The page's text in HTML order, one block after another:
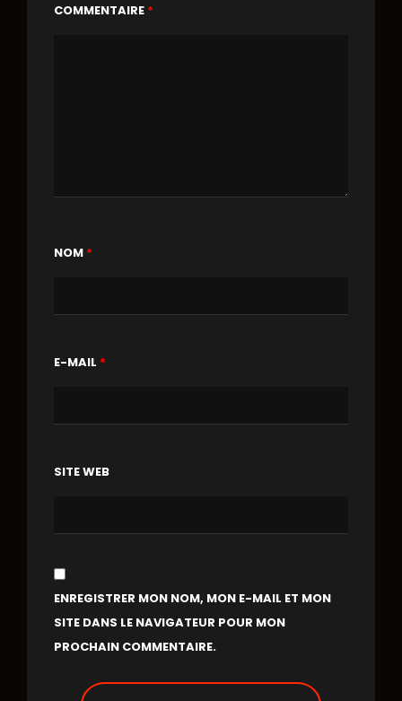
COMMENTAIRE *
NOM *
E-MAIL *
SITE WEB
ENREGISTRER MON NOM, MON E-MAIL ET MON
SITE DANS LE NAVIGATEUR POUR MON
PROCHAIN COMMENTAIRE.